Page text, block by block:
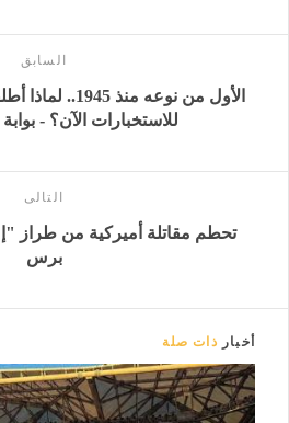
السابق
الأول من نوعه منذ
للاستخبارات الآن؟ -
التالى
برس
أخبار ذات صلة